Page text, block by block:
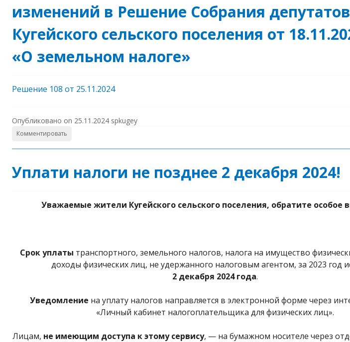
изменений в Решение Собрания депутатов
Кугейского сельского поселения от
«О земельном налоге»
Решение 108 от 25.11.2024
Опубликовано on 25.11.2024 spkugey
Комментировать
Уплати налоги не позднее 2 декабря 2024!
Уважаемые жители Кугейского сельского поселения, обратите особое
Срок уплаты транспортного, земельного налогов, налога на имущество
доходы физических лиц, не удержанного налоговым агентом, за 2023 год
2 декабря 2024 года.
Уведомление на уплату налогов направляется в электронной форме через
«Личный кабинет налогоплательщика для физических лиц».
Лицам, не имеющим доступа к этому сервису, — на бумажном носителе через